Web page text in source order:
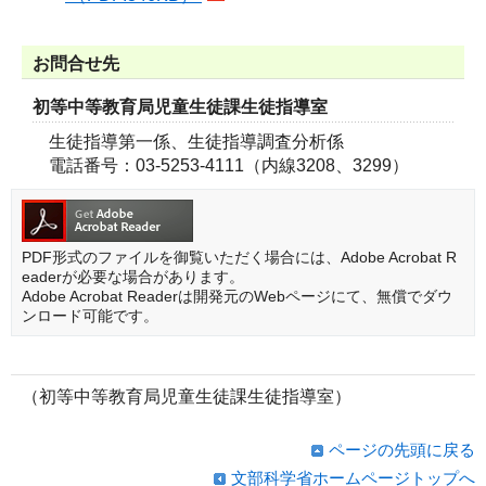
お問合せ先
初等中等教育局児童生徒課生徒指導室
生徒指導第一係、生徒指導調査分析係
電話番号：03-5253-4111（内線3208、3299）
PDF形式のファイルを御覧いただく場合には、Adobe Acrobat R
eaderが必要な場合があります。
Adobe Acrobat Readerは開発元のWebページにて、無償でダウ
ンロード可能です。
（初等中等教育局児童生徒課生徒指導室）
ページの先頭に戻る
文部科学省ホームページトップへ